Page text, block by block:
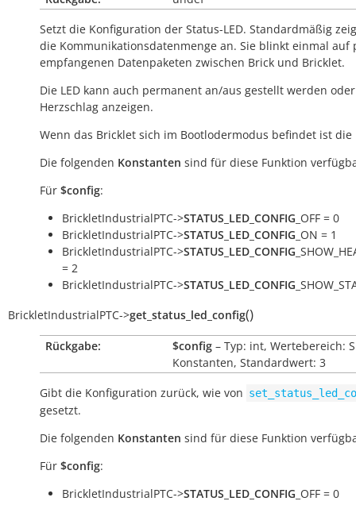
Setzt die Konfiguration der Status-LED. Standardmäßig
die Kommunikationsdatenmenge an. Sie blinkt einmal auf
empfangenen Datenpaketen zwischen Brick und Bricklet.
Die LED kann auch permanent an/aus gestellt werden
Herzschlag anzeigen.
Wenn das Bricklet sich im Bootlodermodus befindet ist die
Die folgenden Konstanten sind für diese Funktion
Für $config:
BrickletIndustrialPTC->STATUS_LED_CONFIG _OFF = 0
BrickletIndustrialPTC->STATUS_LED_CONFIG _ON = 1
BrickletIndustrialPTC->STATUS_LED_CONFIG
= 2
BrickletIndustrialPTC->STATUS_LED_CONFIG
BrickletIndustrialPTC->get_status_led_config()
Rückgabe: $config – Typ: int, Wertebereich:
Konstanten, Standardwert: 3
Gibt die Konfiguration zurück, wie von
gesetzt.
Die folgenden Konstanten sind für diese Funktion
Für $config:
BrickletIndustrialPTC->STATUS_LED_CONFIG _OFF = 0